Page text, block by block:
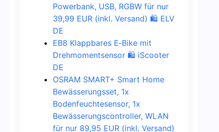
Powerbank, USB, RGBW für nur
39,99 EUR (inkl. Versand) 🛍️ ELV
DE
EB8 Klappbares E‑Bike mit
Drehmomentsensor 🛍️ iScooter
DE
OSRAM SMART+ Smart Home
Bewässerungsset, 1x
Bodenfeuchtesensor, 1x
Bewässerungscontroller, WLAN
für nur 89,95 EUR (inkl. Versand)